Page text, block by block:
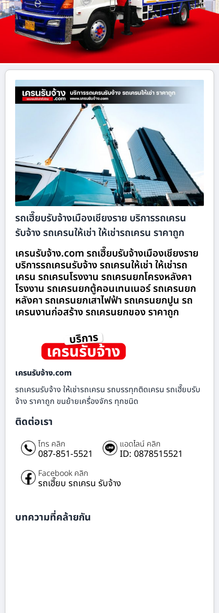
รถเฮี๊ยบรับจ้างเมืองเชียงราย บริการรถเครน
รับจ้าง รถเครนให้เช่า ให้เช่ารถเครน ราคาถูก
เครนรับจ้าง.com รถเฮี๊ยบรับจ้างเมืองเชียงราย
บริการรถเครนรับจ้าง รถเครนให้เช่า ให้เช่ารถ
เครน รถเครนโรงงาน รถเครนยกโครงหลังคา
โรงงาน รถเครนยกตู้คอนเทนเนอร์ รถเครนยก
หลังคา รถเครนยกเสาไฟฟ้า รถเครนยกปูน รถ
เครนงานก่อสร้าง รถเครนยกของ ราคาถูก
เครนรับจ้าง.com
รถเครนรับจ้าง ให้เช่ารถเครน รถบรรทุกติดเครน รถเฮี๊ยบรับ
จ้าง ราคาถูก ขนย้ายเครื่องจักร ทุกชนิด
ติดต่อเรา
โทร คลิก
087-851-5521
แอดไลน์ คลิก
ID: 0878515521
Facebook คลิก
รถเฮี๊ยบ รถเครน รับจ้าง
บทความที่คล้ายกัน